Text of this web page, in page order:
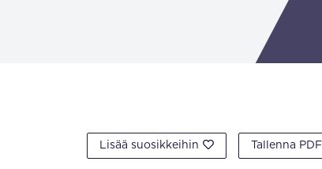
Lisää suosikkeihin Tallenna PDF